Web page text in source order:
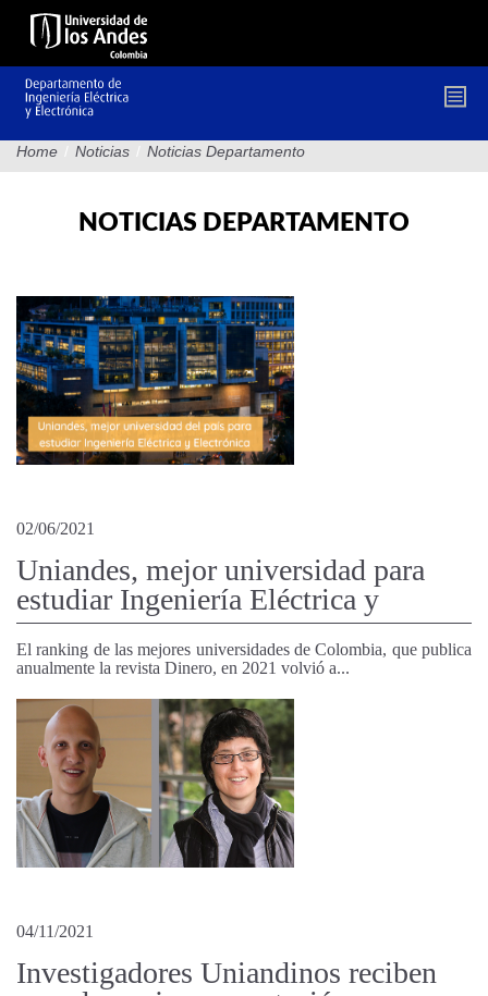
Pasar
contenido
principal
Home / Noticias / Noticias Departamento
NOTICIAS DEPARTAMENTO
02/06/2021
Uniandes, mejor universidad para
estudiar Ingeniería Eléctrica y
El ranking de las mejores universidades de Colombia, que publica
anualmente la revista Dinero, en 2021 volvió a...
04/11/2021
Investigadores Uniandinos reciben